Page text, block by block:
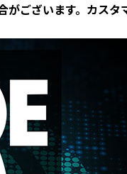
ございます。カスタ